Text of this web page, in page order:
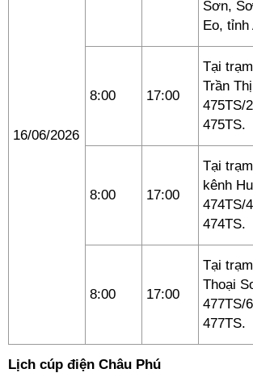
16/06/2026
Sơn,
Eo, tỉnh
8:00 17:00
Tại
Trần
475TS/
475TS.
8:00 17:00
Tại
kênh
474TS/
474TS.
8:00 17:00
Tại
Thoại
477TS/
477TS.
Lịch cúp điện Châu Phú